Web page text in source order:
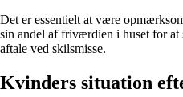
Det er essentielt at være
sin andel af friværdien i huset for
aftale ved skilsmisse.
Kvinders situation